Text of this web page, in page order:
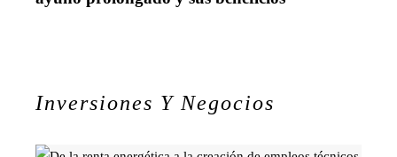
Inversiones Y Negocios